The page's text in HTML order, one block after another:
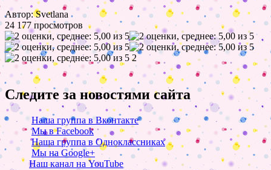
Автор: Svetlana
24 177 просмотров
2
Следите за новостями сайта
Наша группа в Вконтакте
Мы в Facebook
Наша группа в Одноклассниках
Мы на Google+
Наш канал на YouTube